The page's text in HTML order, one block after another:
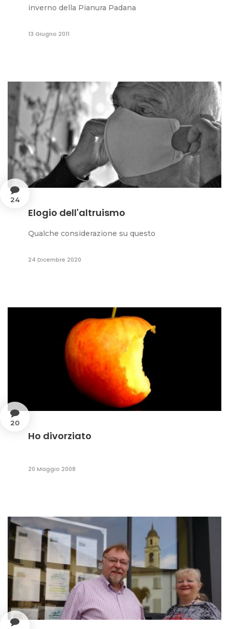
inverno della Pianura Padana
13 Giugno 2011
24
Elogio dell'altruismo
Qualche considerazione su questo
24 Dicembre 2020
20
Ho divorziato
20 Maggio 2008